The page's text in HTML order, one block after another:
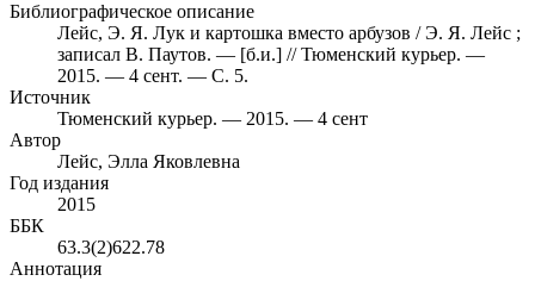
Библиографическое описание
Лейс, Э. Я. Лук и картошка вместо арбузов / Э. Я. Лейс ;
записал В. Паутов. — [б.и.] // Тюменский курьер. —
2015. — 4 сент. — С. 5.
Источник
Тюменский курьер. — 2015. — 4 сент
Автор
Лейс, Элла Яковлевна
Год издания
2015
ББК
63.3(2)622.78
Аннотация